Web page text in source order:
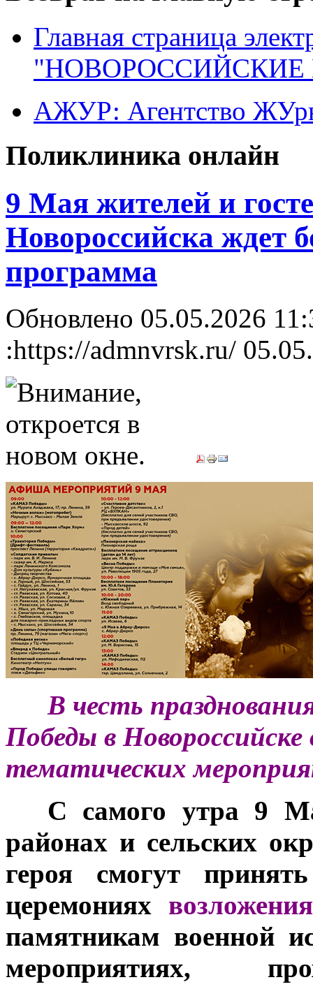
Главная страница
"НОВОРОССИЙСКИЕ
АЖУР: Агентство
Поликлиника онлайн
9 Мая жителей и
Новороссийска ждет
программа
Обновлено 05.05.2026
:https://admnvrsk.ru/
В честь
Победы в
тематических
С самого утра 9
районах и сельских
героя смогут
церемониях
памятникам военной
мероприятиях,